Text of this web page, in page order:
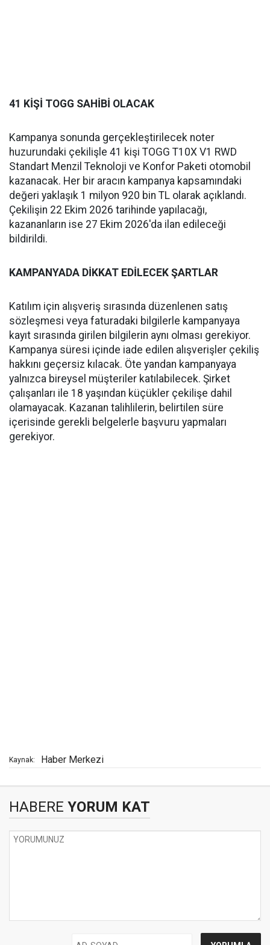
41 KİŞİ TOGG SAHİBİ OLACAK
Kampanya sonunda gerçekleştirilecek noter
huzurundaki çekilişle 41 kişi TOGG T10X V1 RWD
Standart Menzil Teknoloji ve Konfor Paketi otomobil
kazanacak. Her bir aracın kampanya kapsamındaki
değeri yaklaşık 1 milyon 920 bin TL olarak açıklandı.
Çekilişin 22 Ekim 2026 tarihinde yapılacağı,
kazananların ise 27 Ekim 2026'da ilan edileceği
bildirildi.
KAMPANYADA DİKKAT EDİLECEK ŞARTLAR
Katılım için alışveriş sırasında düzenlenen satış
sözleşmesi veya faturadaki bilgilerle kampanyaya
kayıt sırasında girilen bilgilerin aynı olması gerekiyor.
Kampanya süresi içinde iade edilen alışverişler çekiliş
hakkını geçersiz kılacak. Öte yandan kampanyaya
yalnızca bireysel müşteriler katılabilecek. Şirket
çalışanları ile 18 yaşından küçükler çekilişe dahil
olamayacak. Kazanan talihlilerin, belirtilen süre
içerisinde gerekli belgelerle başvuru yapmaları
gerekiyor.
Kaynak: Haber Merkezi
HABERE YORUM KAT